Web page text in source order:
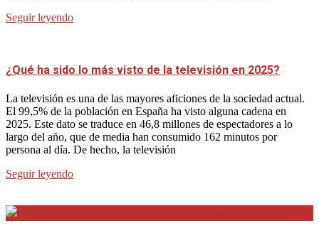
Seguir leyendo
¿Qué ha sido lo más visto de la televisión en 2025?
La televisión es una de las mayores aficiones de la sociedad actual.
El 99,5% de la población en España ha visto alguna cadena en
2025. Este dato se traduce en 46,8 millones de espectadores a lo
largo del año, que de media han consumido 162 minutos por
persona al día. De hecho, la televisión
Seguir leyendo